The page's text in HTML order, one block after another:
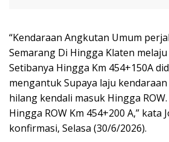
“Kendaraan Angkutan Umum
Semarang Di Hingga Klaten
Setibanya Hingga Km 454+150A
mengantuk Supaya laju
hilang kendali masuk Hingga
Hingga ROW Km 454+200 A,” kata
konfirmasi, Selasa (30/6/2026).